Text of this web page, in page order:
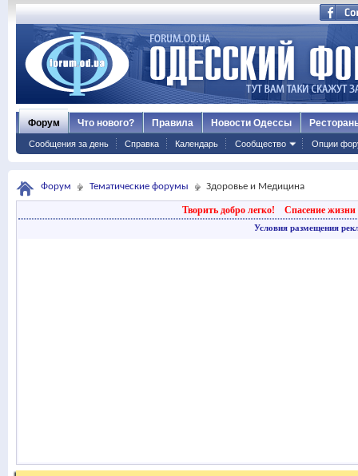
Форум
Сообщения за день Справка Календарь Сообщество Опции
Что нового? Правила Новости Одессы
Форум Тематические форумы Здоровье и Медицина
Творить добро легко! Спасение жизни
Условия размещения